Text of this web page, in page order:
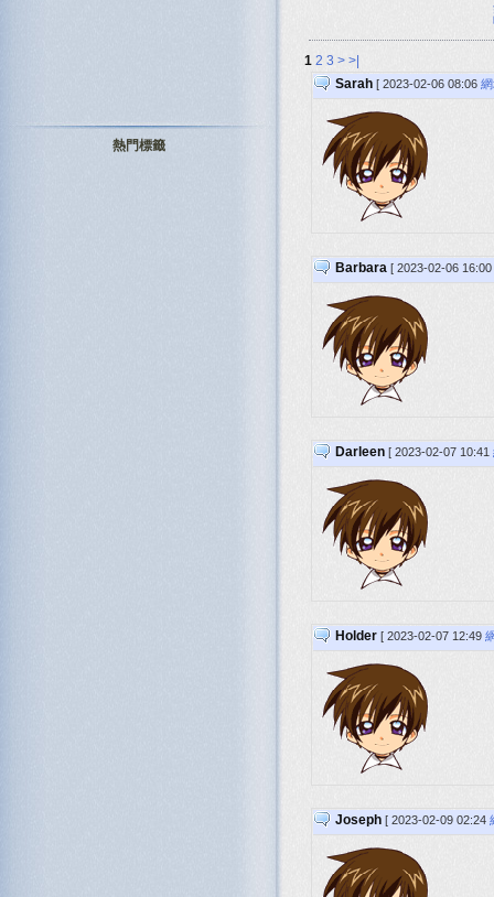
1 2 3 > >|
Sarah [ 2023-02-06 08:06
Barbara [ 2023-02-06 16:00
Darleen [ 2023-02-07 10:41
Holder [ 2023-02-07 12:49
Joseph [ 2023-02-09 02:24
熱門標籤